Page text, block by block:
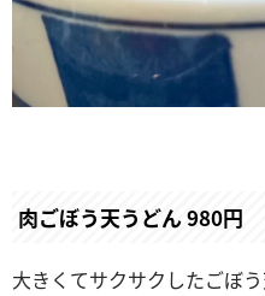
肉ごぼう天うどん 980円
大きくてサクサクしたごぼ